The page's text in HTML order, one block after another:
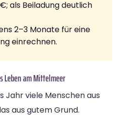
als Beiladung deutlich
2–3 Monate für eine
einrechnen.
Leben am Mittelmeer
Jahr viele Menschen aus
aus gutem Grund.